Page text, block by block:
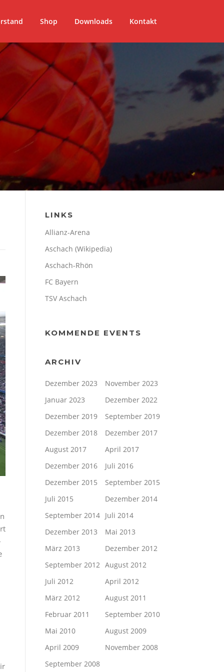
Shop Downloads Kontakt
LINKS
Allianz-Arena
Aschach (Wikipedia)
Aschach-Rhön
FC Bayern
TSV Aschach
KOMMENDE EVENTS
ARCHIV
Dezember 2023
November 2023
Januar 2023
Dezember 2022
Dezember 2019
September 2019
Dezember 2018
Dezember 2017
August 2017
April 2017
Dezember 2016
Juli 2016
Dezember 2015
September 2015
Juli 2015
Dezember 2014
September 2014 Juli 2014
Dezember 2013
Mai 2013
März 2013
Dezember 2012
September 2012 August 2012
Juli 2012
April 2012
März 2012
August 2011
Februar 2011
September 2010
Mai 2010
August 2009
April 2009
November 2008
September 2008